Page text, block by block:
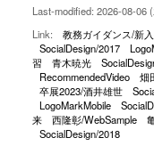
Last-modified: 2026-08-06
Link:
教務ガイダンス/新
SocialDesign/2017
習
青木暁光
RecommendedVideo
畑
卒展2023/酒井雄世
LogoMarkMobile
来
西隆彰/WebSample
SocialDesign/2018